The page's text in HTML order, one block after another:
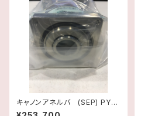
キャノンアネルバ (SEP) PY22
磁気シールユニット